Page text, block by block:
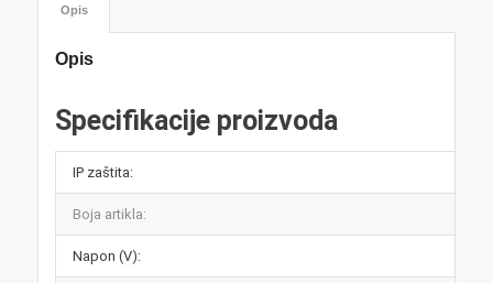
Opis
Opis
Specifikacije proizvoda
IP zaštita:
Boja artikla:
Napon (V):